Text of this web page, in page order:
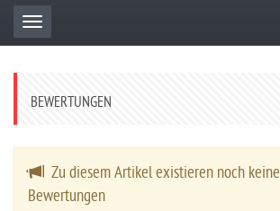
Toggle navigation
BEWERTUNGEN
Zu diesem Artikel existieren noch keine
Bewertungen